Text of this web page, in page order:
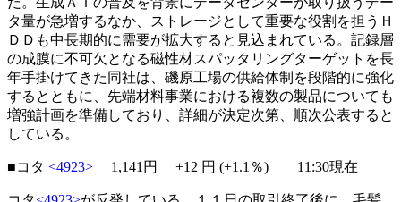
タ量が急増するなか、ストレージとして重要な役割を担うＨ
ＤＤも中長期的に需要が拡大すると見込まれている。記録層
の成膜に不可欠となる磁性材スパッタリングターゲットを長
年手掛けてきた同社は、磯原工場の供給体制を段階的に強化
するとともに、先端材料事業における複数の製品についても
増強計画を準備しており、詳細が決定次第、順次公表すると
している。
■コタ <4923> 1,141円 +12 円 (+1.1％) 11:30現在